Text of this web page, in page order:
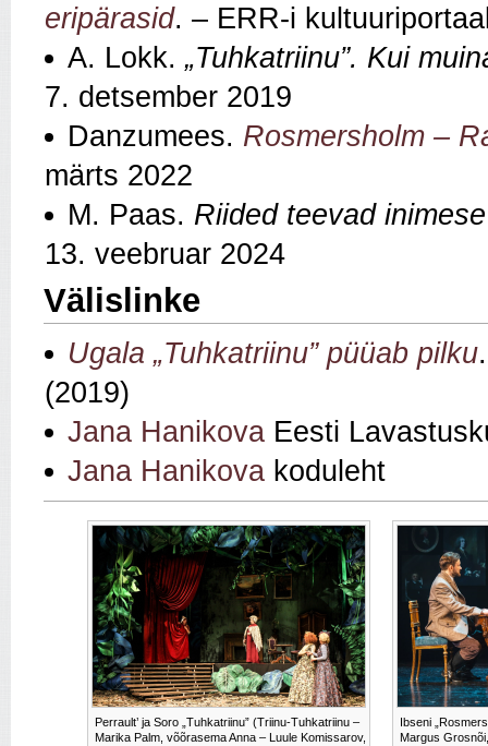
eripärasid. – ERR-i
A. Lokk. „Tuhkatriinu”. Kui
7. detsember 2019
Danzumees. Rosmersholm –
märts 2022
M. Paas. Riided teevad inimese
13. veebruar 2024
Välislinke
Ugala „Tuhkatriinu” püüab pilku
(2019)
Jana Hanikova Eesti
Jana Hanikova koduleht
Perrault’ ja Soro „Tuhkatriinu” (Triinu-Tuhkatriinu –
Marika Palm, võõrasema Anna – Luule Komissarov,
Ibseni
Margus